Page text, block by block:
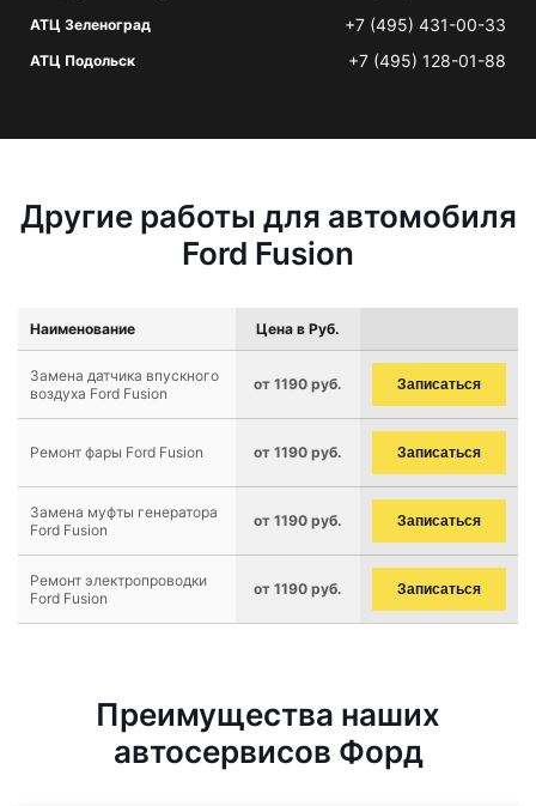
АТЦ Зеленоград +7 (495) 431-00-33
АТЦ Подольск +7 (495) 128-01-88
Другие работы для автомобиля
Ford Fusion
Наименование Цена в Руб.
Замена датчика впускного
воздуха Ford Fusion
от 1190 руб. Записаться
Ремонт фары Ford Fusion от 1190 руб. Записаться
Замена муфты генератора
Ford Fusion
от 1190 руб. Записаться
Ремонт электропроводки
Ford Fusion
от 1190 руб. Записаться
Преимущества наших
автосервисов Форд